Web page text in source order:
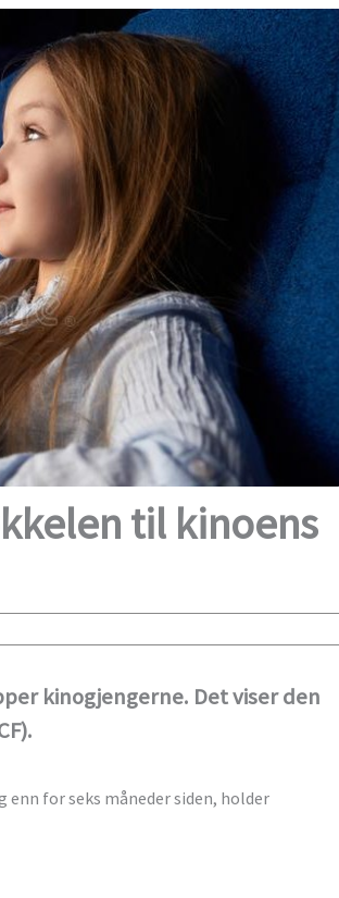
til kinoens
kinogjengerne. Det viser den
for seks måneder siden, holder